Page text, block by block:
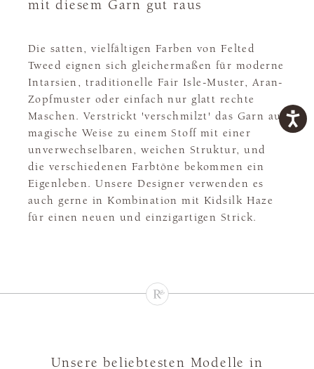
mit diesem Garn gut raus
Die satten, vielfältigen Farben von Felted
Tweed eignen sich gleichermaßen für moderne
Intarsien, traditionelle Fair Isle-Muster, Aran-
Zopfmuster oder einfach nur glatt rechte
Maschen. Verstrickt 'verschmilzt' das Garn auf
magische Weise zu einem Stoff mit einer
unverwechselbaren, weichen Struktur, und
die verschiedenen Farbtöne bekommen ein
Eigenleben. Unsere Designer verwenden es
auch gerne in Kombination mit Kidsilk Haze
für einen neuen und einzigartigen Strick.
Unsere beliebtesten Modelle in